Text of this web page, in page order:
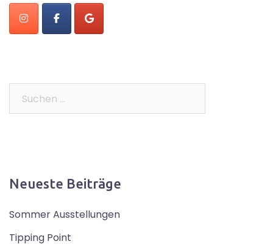
Neueste Beiträge
Sommer Ausstellungen
Tipping Point